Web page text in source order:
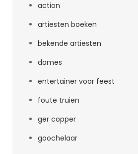
action
artiesten boeken
bekende artiesten
dames
entertainer voor feest
foute truien
ger copper
goochelaar